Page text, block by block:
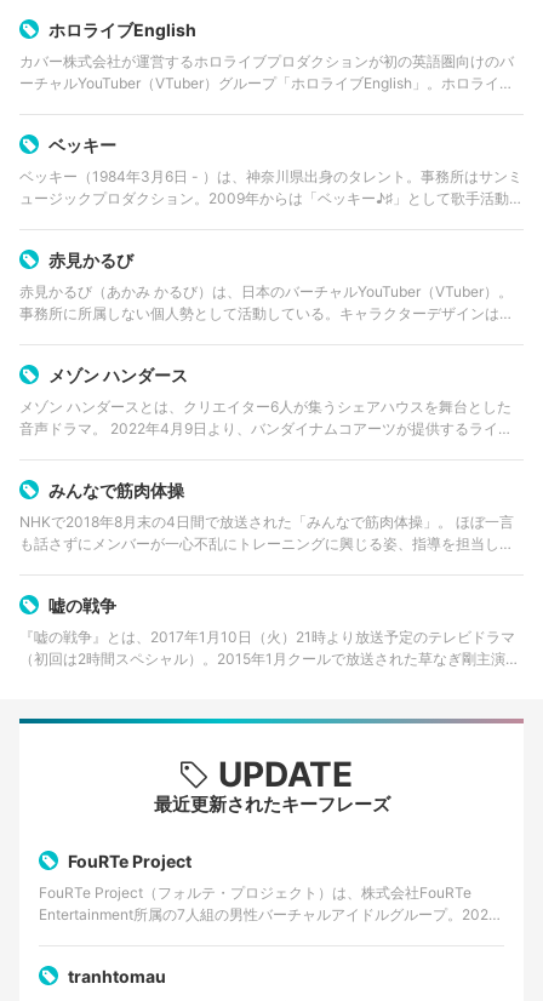
ホロライブEnglish
カバー株式会社が運営するホロライブプロダクションが初の英語圏向けのバ
ーチャルYouTuber（VTuber）グループ「ホロライブEnglish」。ホロライブ
ベッキー
ベッキー（1984年3月6日 - ）は、神奈川県出身のタレント。事務所はサンミ
ュージックプロダクション。2009年からは「ベッキー♪♯」として歌手活動も
赤見かるび
赤見かるび（あかみ かるび）は、日本のバーチャルYouTuber（VTuber）。
事務所に所属しない個人勢として活動している。キャラクターデザインは甘
メゾン ハンダース
メゾン ハンダースとは、クリエイター6人が集うシェアハウスを舞台とした
音声ドラマ。 2022年4月9日より、バンダイナムコアーツが提供するライブ
みんなで筋肉体操
NHKで2018年8月末の4日間で放送された「みんなで筋肉体操」。 ほぼ一言
も話さずにメンバーが一心不乱にトレーニングに興じる姿、指導を担当した
嘘の戦争
『嘘の戦争』とは、2017年1月10日（火）21時より放送予定のテレビドラマ
（初回は2時間スペシャル）。2015年1月クールで放送された草なぎ剛主演ド
UPDATE
最近更新されたキーフレーズ
FouRTe Project
FouRTe Project（フォルテ・プロジェクト）は、株式会社FouRTe
Entertainment所属の7人組の男性バーチャルアイドルグループ。2025
tranhtomau